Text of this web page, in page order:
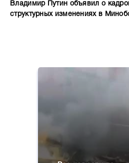
Владимир Путин объявил о
структурных изменениях в